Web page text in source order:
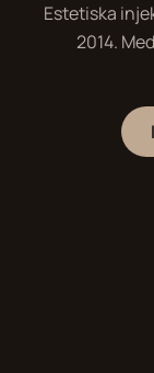
Estetiska
2014.